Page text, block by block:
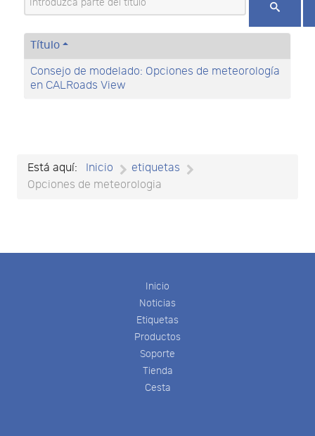
Título
Consejo de modelado: Opciones de meteorología
en CALRoads View
Está aquí: Inicio
etiquetas
Opciones de meteorologia
Inicio
Noticias
Etiquetas
Productos
Soporte
Tienda
Cesta